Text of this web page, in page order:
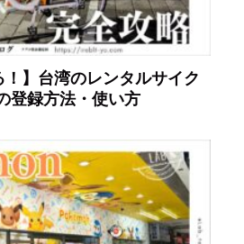
！】台湾のレンタルサイク
登録方法・使い方